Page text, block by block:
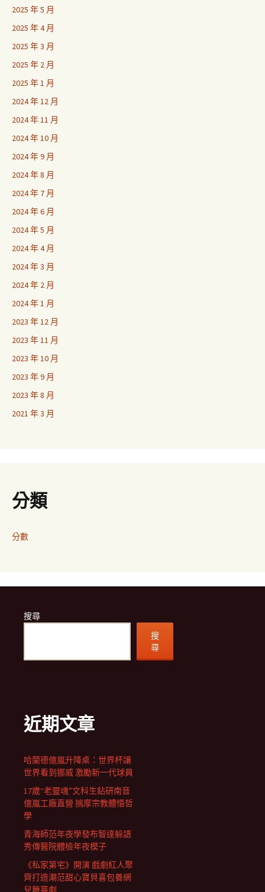
2025 年 5 月
2025 年 4 月
2025 年 3 月
2025 年 2 月
2025 年 1 月
2024 年 12 月
2024 年 11 月
2024 年 10 月
2024 年 9 月
2024 年 8 月
2024 年 7 月
2024 年 6 月
2024 年 5 月
2024 年 4 月
2024 年 3 月
2024 年 2 月
2024 年 1 月
2023 年 12 月
2023 年 11 月
2023 年 10 月
2023 年 9 月
2023 年 8 月
2021 年 3 月
分類
分數
搜尋
搜
尋
近期文章
哈蘭德億嵐升降桌：世界杯讓
世界看到挪威 激勵新一代球員
17歲“老靈魂”文科生鉆研南音
億嵐工廠直營 揣摩宗教體悟哲
學
青海師范年夜學發布智達躲語
秀傳醫院體檢年夜模子
《私家第宅》開演 戲劇紅人聚
齊打造潮范甜心寶貝喜包養網
兒舞臺劇